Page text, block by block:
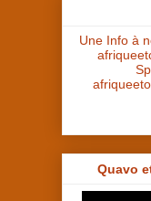
Une Info à
Quavo